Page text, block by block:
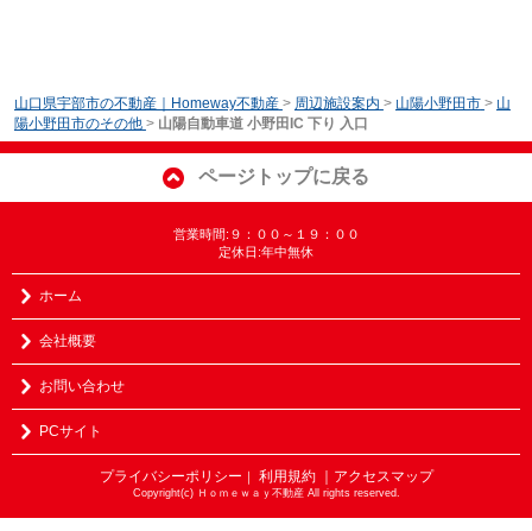
山口県宇部市の不動産｜Homeway不動産 > 周辺施設案内 > 山陽小野田市 > 山
陽小野田市のその他 > 山陽自動車道 小野田IC 下り 入口
ページトップに戻る
営業時間:９：００～１９：００
定休日:年中無休
ホーム
会社概要
お問い合わせ
PCサイト
プライバシーポリシー ｜ 利用規約 ｜アクセスマップ
Copyright(c) Ｈｏｍｅｗａｙ不動産 All rights reserved.